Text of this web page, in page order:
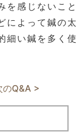
を感じないこと
によって鍼の太
細い鍼を多く使
のQ&A >